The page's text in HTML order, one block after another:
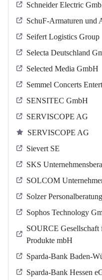
Schneider Electric
SchuF-Armaturen und
Seifert Logistics Group
Selecta Deutschland
Selected Media GmbH
Semmel Concerts
SENSITEC GmbH
SERVISCOPE AG
SERVISCOPE AG
Sievert SE
SKS
SOLCOM
Solzer Personalberatung
Sophos Technology
SOURCE Gesellschaft
Produkte mbH
Sparda-Bank Baden-
Sparda-Bank Hessen